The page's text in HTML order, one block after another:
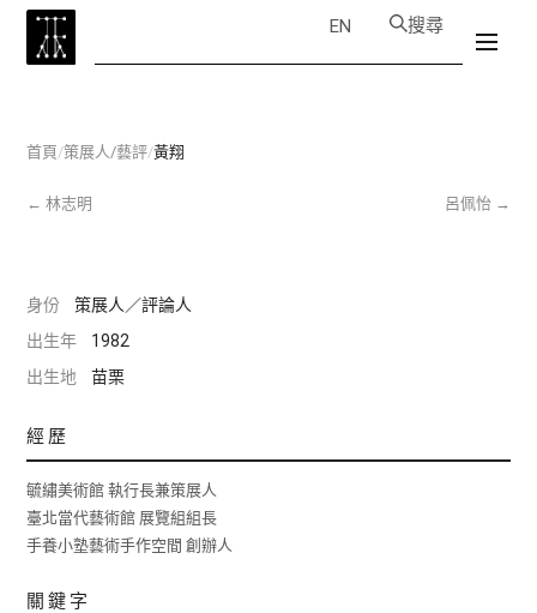
EN 搜尋
首頁/策展人/藝評/黃翔
←林志明 呂佩怡→
身份
策展人／評論人
出生年
1982
出生地
苗栗
經歷
毓繡美術館 執行長兼策展人
臺北當代藝術館 展覽組組長
手養小塾藝術手作空間 創辦人
關鍵字